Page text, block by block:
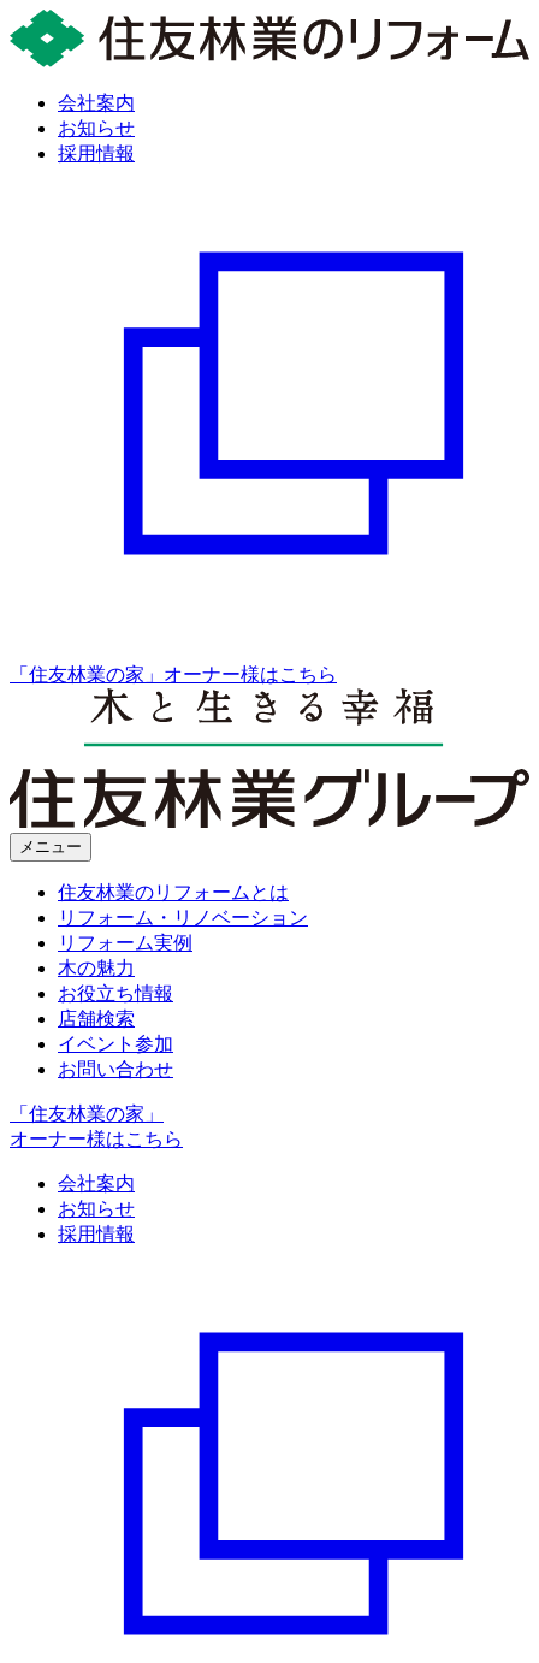
会社案内
お知らせ
採用情報
「住友林業の家」オーナー様はこちら
メニュー
住友林業のリフォームとは
リフォーム・リノベーション
リフォーム実例
木の魅力
お役立ち情報
店舗検索
イベント参加
お問い合わせ
「住友林業の家」
オーナー様はこちら
会社案内
お知らせ
採用情報